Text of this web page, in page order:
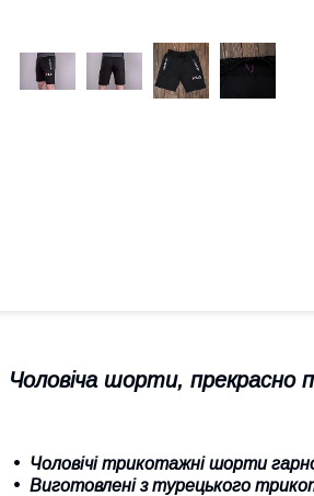
Чоловіча шорти, прекрасно
Чоловічі трикотажні шорти
Виготовлені з турецького